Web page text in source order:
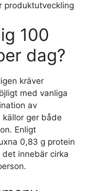
produktutveckling
100
dag?
kräver
med vanliga
av
källor ger både
Enligt
0,83 g protein
innebär cirka